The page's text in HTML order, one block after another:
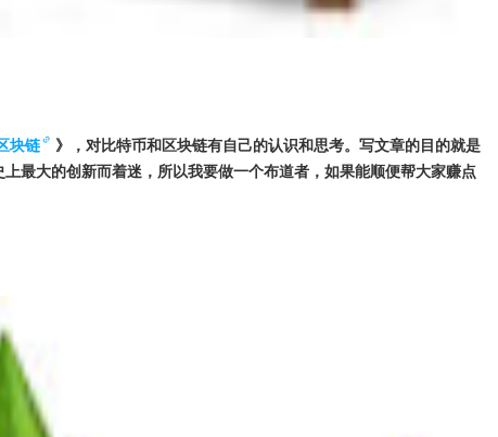
块链
》，对比特币和区块链有自己的认识和思考。写文章的目的就是
最大的创新而着迷，所以我要做一个布道者，如果能顺便帮大家赚点